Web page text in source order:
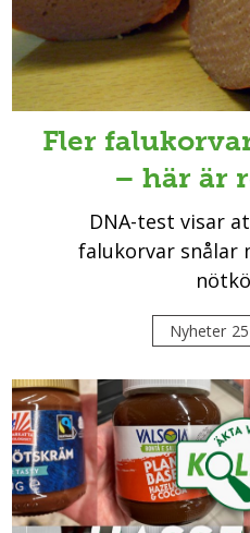
Fler
– här är
DNA-test visar
falukorvar snålar
Nyheter